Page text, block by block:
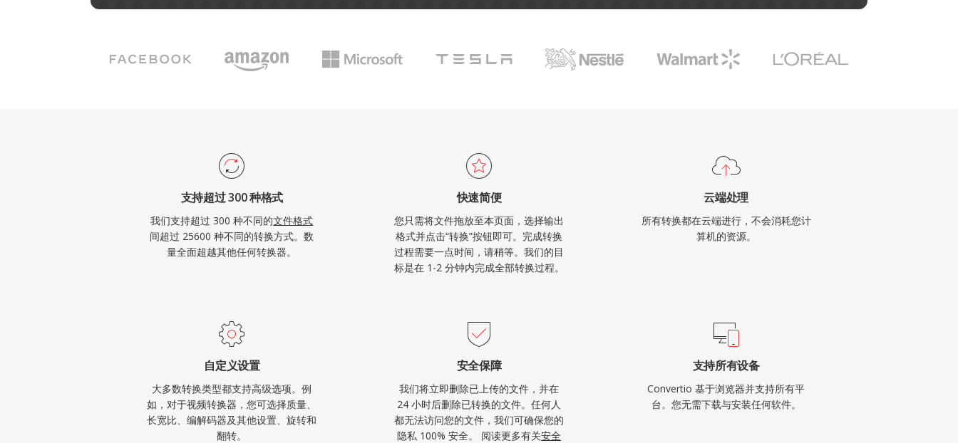
支持超过 300 种格式
我们支持超过 300 种不同的文件格式
间超过 25600 种不同的转换方式。数
量全面超越其他任何转换器。
快速简便
您只需将文件拖放至本页面，选择输出
格式并点击“转换”按钮即可。完成转换
过程需要一点时间，请稍等。我们的目
标是在 1-2 分钟内完成全部转换过程。
云端处理
所有转换都在云端进行，不会消耗您计
算机的资源。
自定义设置
大多数转换类型都支持高级选项。例
如，对于视频转换器，您可选择质量、
长宽比、编解码器及其他设置、旋转和
翻转。
安全保障
我们将立即删除已上传的文件，并在
24 小时后删除已转换的文件。任何人
都无法访问您的文件，我们可确保您的
隐私 100% 安全。 阅读更多有关安全
支持所有设备
Convertio 基于浏览器并支持所有平
台。您无需下载与安装任何软件。